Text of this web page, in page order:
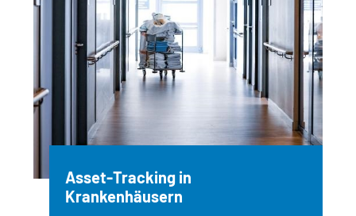
Asset-Tracking in
Krankenhäusern